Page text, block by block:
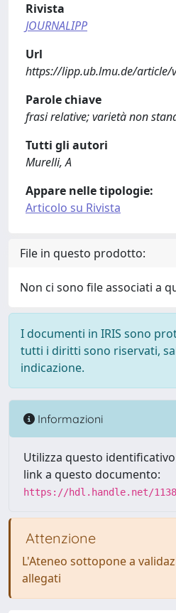
Rivista
JOURNALIPP
Url
https://lipp.ub.lmu.de/article/
Parole chiave
frasi relative; varietà non
Tutti gli autori
Murelli, A
Appare nelle tipologie:
Articolo su Rivista
File in questo prodotto:
Non ci sono file associati a
I documenti in IRIS sono
tutti i diritti sono riservati,
indicazione.
Informazioni
Utilizza questo
link a questo documento:
https://hdl.handle.net/
Attenzione
L'Ateneo sottopone a
allegati